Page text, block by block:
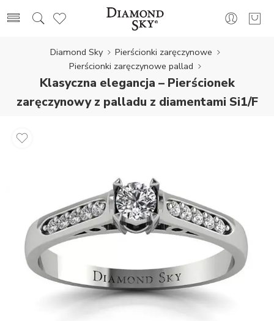
Diamond Sky
Pierścionki zaręczynowe
Pierścionki zaręczynowe pallad
Klasyczna elegancja – Pierścionek
zaręczynowy z palladu z diamentami Si1/F